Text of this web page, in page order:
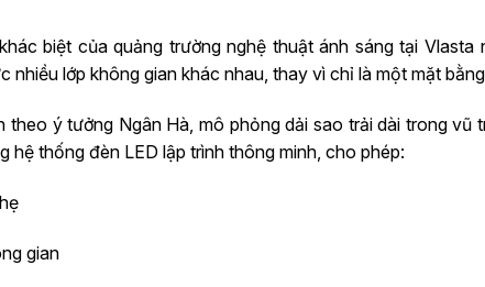
biệt của quảng trường nghệ thuật ánh sáng tại Vlasta
nhiều lớp không gian khác nhau, thay vì chỉ là một mặt
theo ý tưởng Ngân Hà, mô phỏng dải sao trải dài trong vũ
thống đèn LED lập trình thông minh, cho phép:
gian